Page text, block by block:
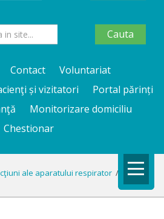
Cauta
Contact
Voluntariat
și vizitatori
Portal părinți
Monitorizare domiciliu
Chestionar
ale aparatului respirator / HFV